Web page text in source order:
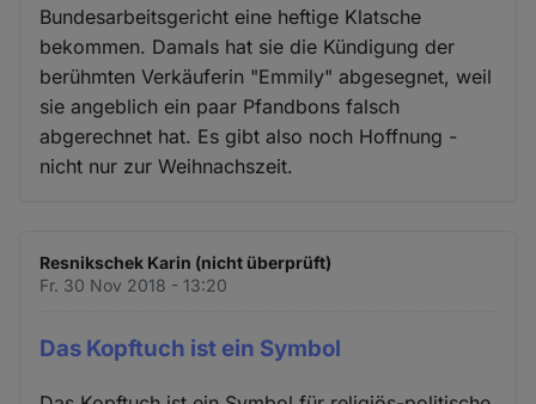
Bundesarbeitsgericht eine heftige Klatsche
bekommen. Damals hat sie die Kündigung der
berühmten Verkäuferin "Emmily" abgesegnet, weil
sie angeblich ein paar Pfandbons falsch
abgerechnet hat. Es gibt also noch Hoffnung -
nicht nur zur Weihnachszeit.
Resnikschek Karin (nicht überprüft)
Fr. 30 Nov 2018 - 13:20
Das Kopftuch ist ein Symbol